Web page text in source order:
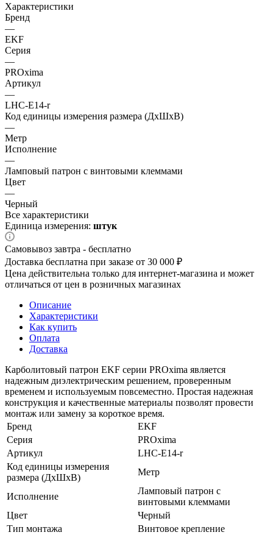
Характеристики
Бренд
—
EKF
Серия
—
PROxima
Артикул
—
LHC-E14-r
Код единицы измерения размера (ДхШхВ)
—
Метр
Исполнение
—
Ламповый патрон с винтовыми клеммами
Цвет
—
Черный
Все характеристики
Единица измерения: штук
Самовывоз завтра - бесплатно
Доставка бесплатна при заказе от 30 000 ₽
Цена действительна только для интернет-магазина и может
отличаться от цен в розничных магазинах
Описание
Характеристики
Как купить
Оплата
Доставка
Карболитовый патрон EKF серии PROxima является
надежным диэлектрическим решением, проверенным
временем и используемым повсеместно. Простая надежная
конструкция и качественные материалы позволят провести
монтаж или замену за короткое время.
Бренд
EKF
Серия
PROxima
Артикул
LHC-E14-r
Код единицы измерения
размера (ДхШхВ)
Метр
Исполнение
Ламповый патрон с
винтовыми клеммами
Цвет
Черный
Тип монтажа
Винтовое крепление